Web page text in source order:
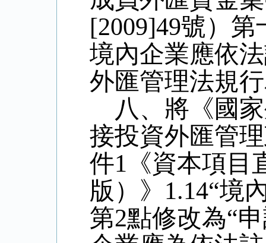
[2009]49號）第
境內企業應依
外匯管理法規
八、將《國
接投資外匯管
件1 《資本項
版）》 1.14“境
第2點修改為“